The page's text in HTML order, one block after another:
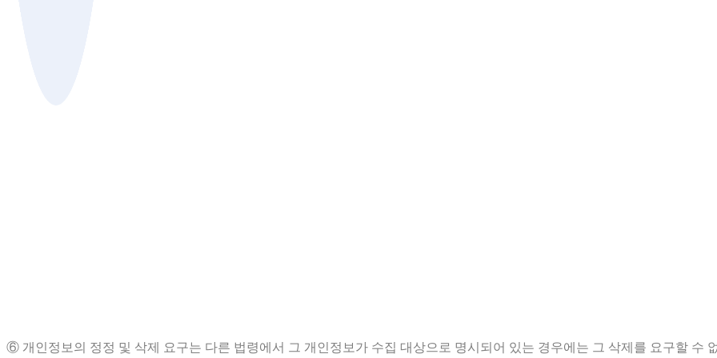
⑥ 개인정보의 정정 및 삭제 요구는 다른 법령에서 그 개인정보가 수집 대상으로 명시되어 있는 경우에는 그 삭제를 요구할 수